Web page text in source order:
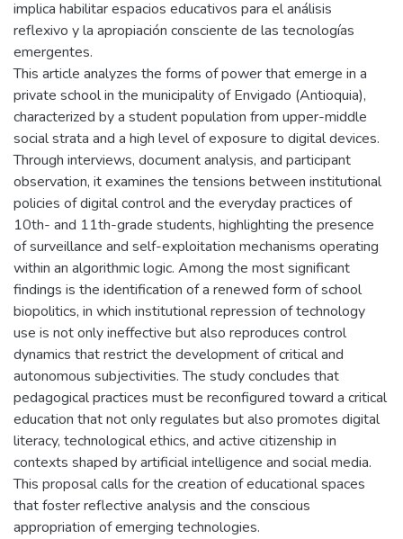
implica habilitar espacios educativos para el análisis
reflexivo y la apropiación consciente de las tecnologías
emergentes.
This article analyzes the forms of power that emerge in a
private school in the municipality of Envigado (Antioquia),
characterized by a student population from upper-middle
social strata and a high level of exposure to digital devices.
Through interviews, document analysis, and participant
observation, it examines the tensions between institutional
policies of digital control and the everyday practices of
10th- and 11th-grade students, highlighting the presence
of surveillance and self-exploitation mechanisms operating
within an algorithmic logic. Among the most significant
findings is the identification of a renewed form of school
biopolitics, in which institutional repression of technology
use is not only ineffective but also reproduces control
dynamics that restrict the development of critical and
autonomous subjectivities. The study concludes that
pedagogical practices must be reconfigured toward a critical
education that not only regulates but also promotes digital
literacy, technological ethics, and active citizenship in
contexts shaped by artificial intelligence and social media.
This proposal calls for the creation of educational spaces
that foster reflective analysis and the conscious
appropriation of emerging technologies.